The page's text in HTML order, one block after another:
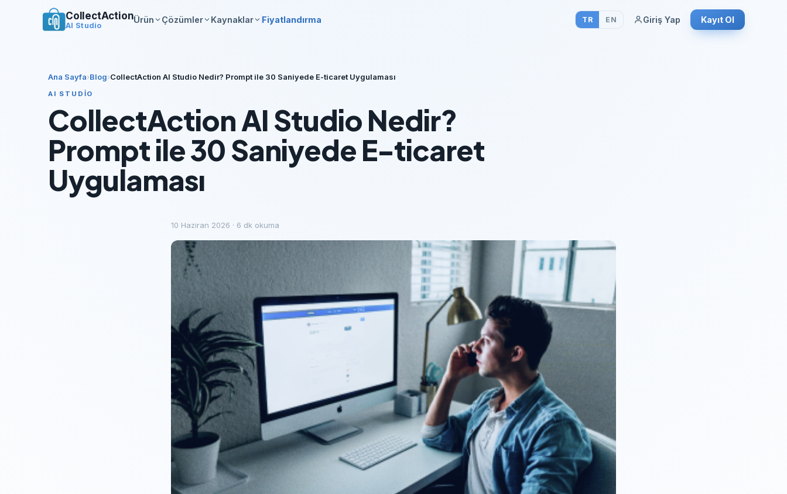
CollectAction
AI Studio
Ürün Çözümler Kaynaklar Fiyatlandırma TR EN Giriş Yap Kayıt Ol
Ana Sayfa›Blog›CollectAction AI Studio Nedir? Prompt ile 30 Saniyede E-ticaret Uygulaması
AI STUDIO
CollectAction AI Studio Nedir?
Prompt ile 30 Saniyede E-ticaret
Uygulaması
10 Haziran 2026 · 6 dk okuma